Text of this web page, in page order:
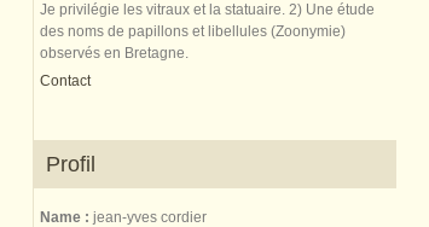
Je privilégie les vitraux et la statuaire. 2) Une étude
des noms de papillons et libellules (Zoonymie)
observés en Bretagne.
Contact
Profil
Name : jean-yves cordier